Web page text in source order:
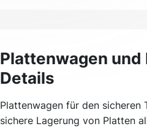
Plattenwagen
Details
Plattenwagen für den
sichere Lagerung von Platten